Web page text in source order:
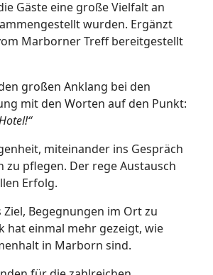
Gäste eine große Vielfalt an
wurden. Ergänzt
Marborner Treff bereitgestellt
großen Anklang bei den
mit den Worten auf den Punkt:
miteinander ins Gespräch
pflegen. Der rege Austausch
Erfolg.
Begegnungen im Ort zu
hat einmal mehr gezeigt, wie
in Marborn sind.